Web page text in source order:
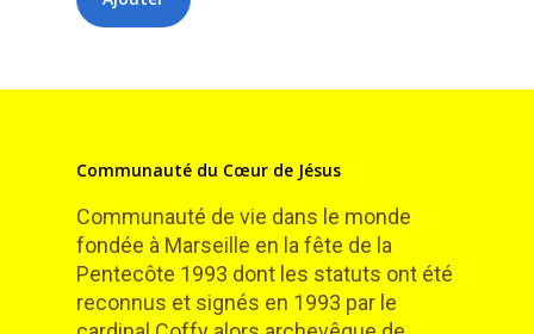
Communauté du Cœur de Jésus
Communauté de vie dans le monde
fondée à Marseille en la fête de la
Pentecôte 1993 dont les statuts ont été
reconnus et signés en 1993 par le